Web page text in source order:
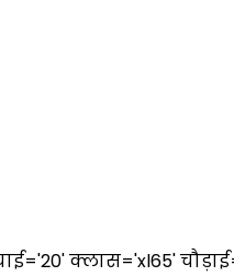
क्लास='xl65'